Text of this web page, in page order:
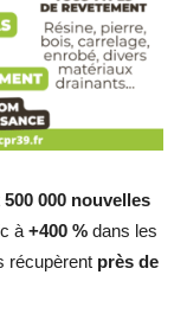
500 000 nouvelles
à +400 % dans les
récupèrent près de